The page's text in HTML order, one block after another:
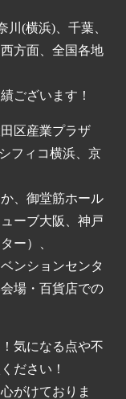
(横浜)、千葉、
方面、全国各地
ございます！
区産業プラザ
フィコ横浜、京
、御堂筋ホール
ーブ大阪、神戸
ー）、
ンションセンタ
場・百貨店での
気になる点や不
ださい！
がけておりま